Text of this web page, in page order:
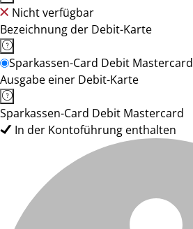
Nicht verfügbar
Bezeichnung der Debit-Karte
Sparkassen-Card Debit Mastercard
Ausgabe einer Debit-Karte
Sparkassen-Card Debit Mastercard
In der Kontoführung enthalten